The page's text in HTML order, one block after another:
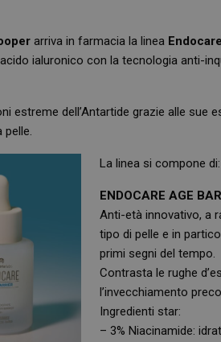
arriva in farmacia la linea
ialuronico con la tecnologia anti-
estreme dell’Antartide grazie alle sue
pelle.
La linea si compone di:
ENDOCARE AGE
Anti-età innovativo, a
tipo di pelle e in
primi segni del tempo.
Contrasta le rughe
l’invecchiamento
Ingredienti star:
– 3% Niacinamide: